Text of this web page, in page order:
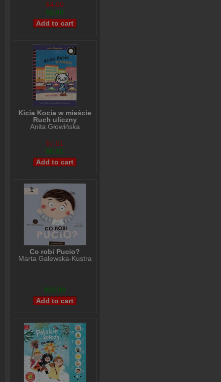
$4,00
$3,00
Kicia Kocia w mieście
Ruch uliczny
Anita Głowińska
$7,01
$6,01
Co robi Pucio?
Marta Galewska-Kustra
$15,99